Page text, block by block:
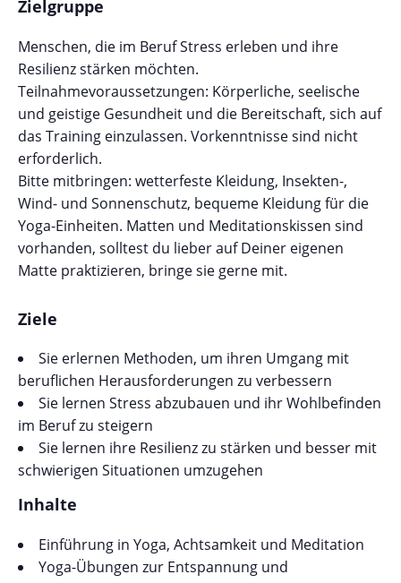
Zielgruppe
Menschen, die im Beruf Stress erleben und ihre
Resilienz stärken möchten.
Teilnahmevoraussetzungen: Körperliche, seelische
und geistige Gesundheit und die Bereitschaft, sich auf
das Training einzulassen. Vorkenntnisse sind nicht
erforderlich.
Bitte mitbringen: wetterfeste Kleidung, Insekten-,
Wind- und Sonnenschutz, bequeme Kleidung für die
Yoga-Einheiten. Matten und Meditationskissen sind
vorhanden, solltest du lieber auf Deiner eigenen
Matte praktizieren, bringe sie gerne mit.
Ziele
Sie erlernen Methoden, um ihren Umgang mit
beruflichen Herausforderungen zu verbessern
Sie lernen Stress abzubauen und ihr Wohlbefinden
im Beruf zu steigern
Sie lernen ihre Resilienz zu stärken und besser mit
schwierigen Situationen umzugehen
Inhalte
Einführung in Yoga, Achtsamkeit und Meditation
Yoga-Übungen zur Entspannung und